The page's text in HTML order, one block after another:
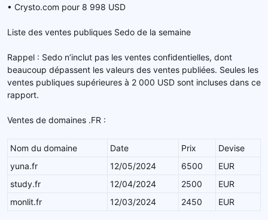
• Crysto.com pour 8 998 USD
Liste des ventes publiques Sedo de la semaine
Rappel : Sedo n’inclut pas les ventes confidentielles, dont
beaucoup dépassent les valeurs des ventes publiées. Seules les
ventes publiques supérieures à 2 000 USD sont incluses dans ce
rapport.
Ventes de domaines .FR :
Nom du domaine Date Prix
Devise
yuna.fr
12/05/2024 6500
EUR
study.fr
12/04/2024 2500
EUR
monlit.fr
12/03/2024 2450 EUR